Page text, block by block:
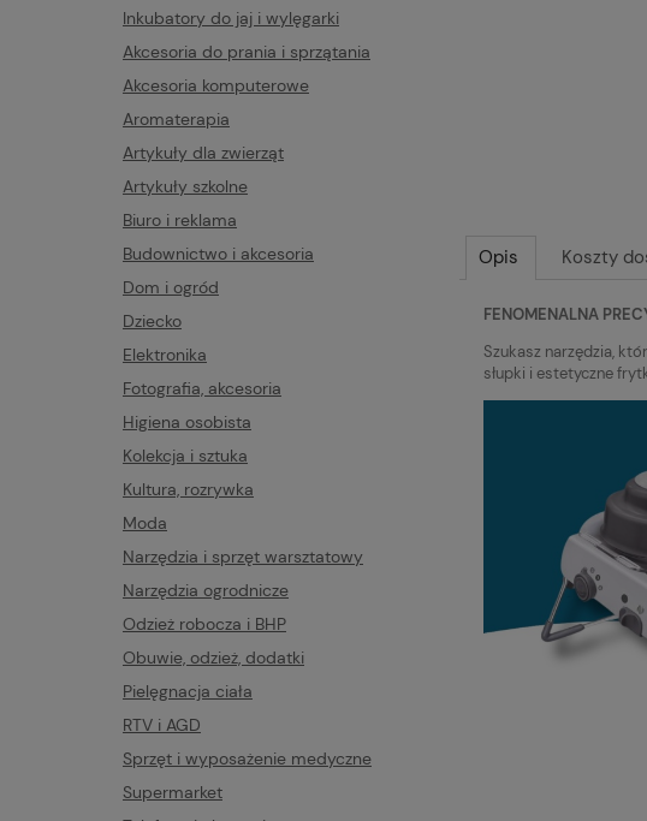
Inkubatory do jaj i wylęgarki
Akcesoria do prania i sprzątania
Akcesoria komputerowe
Aromaterapia
Artykuły dla zwierząt
Artykuły szkolne
Biuro i reklama
Budownictwo i akcesoria
Dom i ogród
Dziecko
Elektronika
Fotografia, akcesoria
Higiena osobista
Kolekcja i sztuka
Kultura, rozrywka
Moda
Narzędzia i sprzęt warsztatowy
Narzędzia ogrodnicze
Odzież robocza i BHP
Obuwie, odzież, dodatki
Pielęgnacja ciała
RTV i AGD
Sprzęt i wyposażenie medyczne
Supermarket
Opis Koszty
FENOMENALNA
Szukasz narzędzia,
słupki i estetyczne